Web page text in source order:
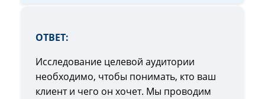
ОТВЕТ:
Исследование целевой аудитории
необходимо, чтобы понимать, кто ваш
клиент и чего он хочет. Мы проводим